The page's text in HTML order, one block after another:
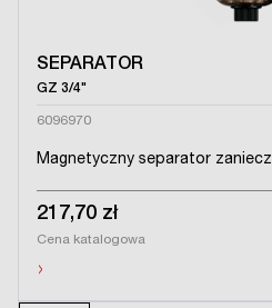
SEPARATOR
GZ 3/4"
6096970
Magnetyczny separator
217,70 zł
Cena katalogowa
›